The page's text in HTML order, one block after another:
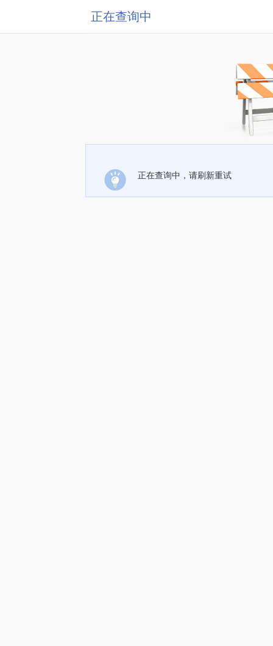
正在查询中
正在查询中，请刷新重试